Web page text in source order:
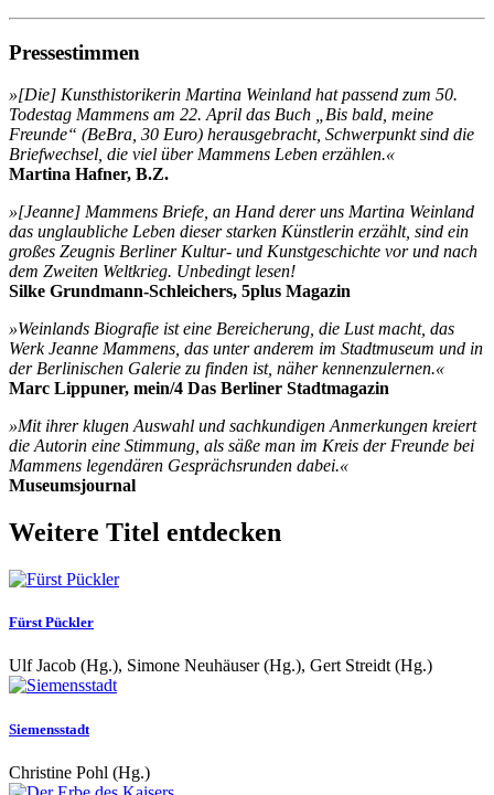
Pressestimmen
»[Die] Kunsthistorikerin Martina Weinland hat passend zum 50.
Todestag Mammens am 22. April das Buch „Bis bald, meine
Freunde“ (BeBra, 30 Euro) herausgebracht, Schwerpunkt sind die
Briefwechsel, die viel über Mammens Leben erzählen.«
Martina Hafner, B.Z.
»[Jeanne] Mammens Briefe, an Hand derer uns Martina Weinland
das unglaubliche Leben dieser starken Künstlerin erzählt, sind ein
großes Zeugnis Berliner Kultur- und Kunstgeschichte vor und nach
dem Zweiten Weltkrieg. Unbedingt lesen!
Silke Grundmann-Schleichers, 5plus Magazin
»Weinlands Biografie ist eine Bereicherung, die Lust macht, das
Werk Jeanne Mammens, das unter anderem im Stadtmuseum und in
der Berlinischen Galerie zu finden ist, näher kennenzulernen.«
Marc Lippuner, mein/4 Das Berliner Stadtmagazin
»Mit ihrer klugen Auswahl und sachkundigen Anmerkungen kreiert
die Autorin eine Stimmung, als säße man im Kreis der Freunde bei
Mammens legendären Gesprächsrunden dabei.«
Museumsjournal
Weitere Titel entdecken
Fürst Pückler
Ulf Jacob (Hg.), Simone Neuhäuser (Hg.), Gert Streidt (Hg.)
Siemensstadt
Christine Pohl (Hg.)